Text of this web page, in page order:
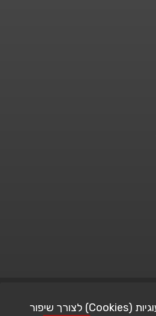
אתר זה משתמש בעוגיות (Cookies) לצורך שיפור